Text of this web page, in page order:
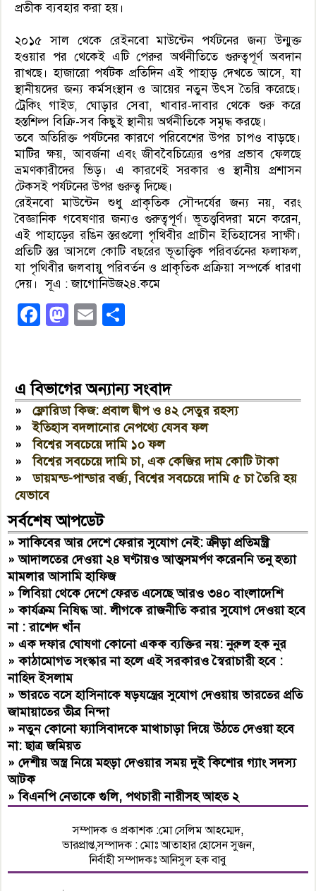
প্রতীক ব্যবহার করা হয়।
২০১৫ সাল থেকে রেইনবো মাউন্টেন পর্যটনের জন্য উন্মুক্ত
হওয়ার পর থেকেই এটি পেরুর অর্থনীতিতে গুরুত্বপূর্ণ অবদান
রাখছে। হাজারো পর্যটক প্রতিদিন এই পাহাড় দেখতে আসে, যা
স্থানীয়দের জন্য কর্মসংস্থান ও আয়ের নতুন উৎস তৈরি করেছে।
ট্রেকিং গাইড, ঘোড়ার সেবা, খাবার-দাবার থেকে শুরু করে
হস্তশিল্প বিক্রি-সব কিছুই স্থানীয় অর্থনীতিকে সমৃদ্ধ করছে।
তবে অতিরিক্ত পর্যটনের কারণে পরিবেশের উপর চাপও বাড়ছে।
মাটির ক্ষয়, আবর্জনা এবং জীববৈচিত্র্যের ওপর প্রভাব ফেলছে
ভ্রমণকারীদের ভিড়। এ কারণেই সরকার ও স্থানীয় প্রশাসন
টেকসই পর্যটনের উপর গুরুত্ব দিচ্ছে।
রেইনবো মাউন্টেন শুধু প্রাকৃতিক সৌন্দর্যের জন্য নয়, বরং
বৈজ্ঞানিক গবেষণার জন্যও গুরুত্বপূর্ণ। ভূতত্ত্ববিদরা মনে করেন,
এই পাহাড়ের রঙিন স্তরগুলো পৃথিবীর প্রাচীন ইতিহাসের সাক্ষী।
প্রতিটি স্তর আসলে কোটি বছরের ভূতাত্ত্বিক পরিবর্তনের ফলাফল,
যা পৃথিবীর জলবায়ু পরিবর্তন ও প্রাকৃতিক প্রক্রিয়া সম্পর্কে ধারণা
দেয়। সূএ : জাগোনিউজ২৪.কমে
Facebook
Mastodon
Email
এ বিভাগের অন্যান্য সংবাদ
»ফ্লোরিডা কিজ: প্রবাল দ্বীপ ও ৪২ সেতুর রহস্য
»ইতিহাস বদলানোর নেপথ্যে যেসব ফল
»বিশ্বের সবচেয়ে দামি ১০ ফল
»বিশ্বের সবচেয়ে দামি চা, এক কেজির দাম কোটি টাকা
»ডায়মন্ড-পান্ডার বর্জ্য, বিশ্বের সবচেয়ে দামি ৫ চা তৈরি হয়
যেভাবে
সর্বশেষ আপডেট
»সাকিবের আর দেশে ফেরার সুযোগ নেই: ক্রীড়া প্রতিমন্ত্রী
»আদালতের দেওয়া ২৪ ঘণ্টায়ও আত্মসমর্পণ করেননি তনু হত্যা
মামলার আসামি হাফিজ
»লিবিয়া থেকে দেশে ফেরত এসেছে আরও ৩৪০ বাংলাদেশি
»কার্যক্রম নিষিদ্ধ আ. লীগকে রাজনীতি করার সুযোগ দেওয়া হবে
না : রাশেদ খাঁন
»এক দফার ঘোষণা কোনো একক ব্যক্তির নয়: নুরুল হক নুর
»কাঠামোগত সংস্কার না হলে এই সরকারও স্বৈরাচারী হবে :
নাহিদ ইসলাম
»ভারতে বসে হাসিনাকে ষড়যন্ত্রের সুযোগ দেওয়ায় ভারতের প্রতি
জামায়াতের তীব্র নিন্দা
»নতুন কোনো ফ্যাসিবাদকে মাথাচাড়া দিয়ে উঠতে দেওয়া হবে
না: ছাত্র জমিয়ত
»দেশীয় অস্ত্র নিয়ে মহড়া দেওয়ার সময় দুই কিশোর গ্যাং সদস্য
আটক
»বিএনপি নেতাকে গুলি, পথচারী নারীসহ আহত ২
সম্পাদক ও প্রকাশক :মো সেলিম আহম্মেদ,
ভারপ্রাপ্ত,সম্পাদক : মোঃ আতাহার হোসেন সুজন,
নির্বাহী সম্পাদকঃ আনিসুল হক বাবু